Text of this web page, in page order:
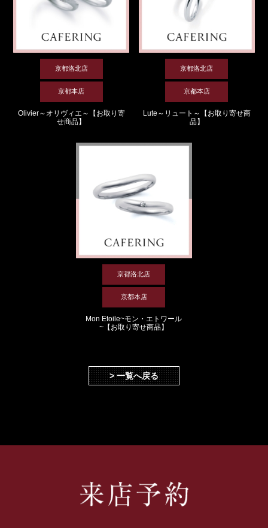
京都洛北店
京都本店
Olivier～オリヴィエ～【お取り寄
せ商品】
京都洛北店
京都本店
Lute～リュート～【お取り寄せ商
品】
京都洛北店
京都本店
Mon Etoile~モン・エトワール
~【お取り寄せ商品】
> 一覧へ戻る